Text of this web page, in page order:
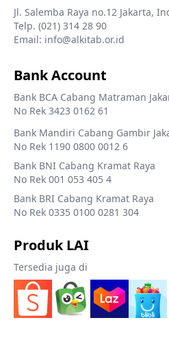
Jl. Salemba Raya no.12 Jakarta,
Telp. (021) 314 28 90
Email: info@alkitab.or.id
Bank Account
Bank BCA Cabang Matraman
No Rek 3423 0162 61
Bank Mandiri Cabang Gambir
No Rek 1190 0800 0012 6
Bank BNI Cabang Kramat Raya
No Rek 001 053 405 4
Bank BRI Cabang Kramat Raya
No Rek 0335 0100 0281 304
Produk LAI
Tersedia juga di